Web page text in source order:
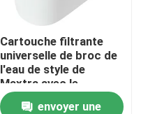
Cartouche filtrante
universelle de broc de
l'eau de style de
Maxtra avec le
charbon actif par NSF
envoyer une